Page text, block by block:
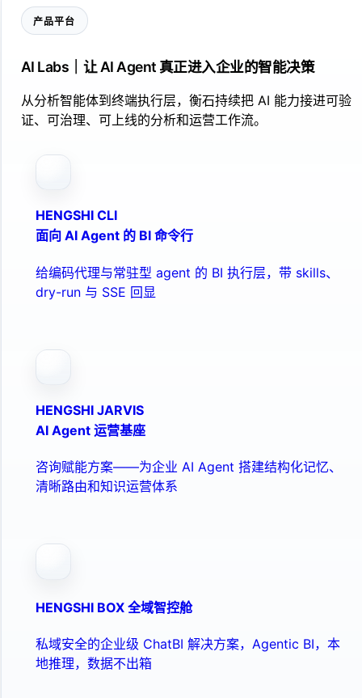
产品平台
AI Labs｜让 AI Agent 真正进入企业的智能决策
从分析智能体到终端执行层，衡石持续把 AI 能力接进可验
证、可治理、可上线的分析和运营工作流。
HENGSHI CLI
面向 AI Agent 的 BI 命令行
给编码代理与常驻型 agent 的 BI 执行层，带 skills、
dry-run 与 SSE 回显
HENGSHI JARVIS
AI Agent 运营基座
咨询赋能方案——为企业 AI Agent 搭建结构化记忆、
清晰路由和知识运营体系
HENGSHI BOX 全域智控舱
私域安全的企业级 ChatBI 解决方案，Agentic BI，本
地推理，数据不出箱